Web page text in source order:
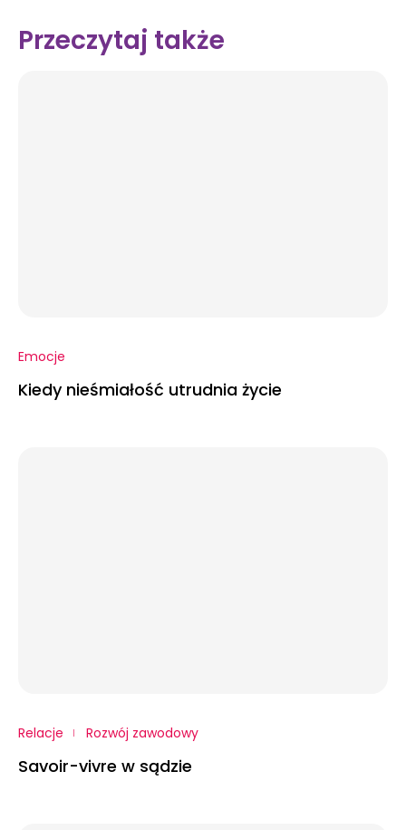
Przeczytaj także
Emocje
Kiedy nieśmiałość utrudnia życie
Relacje Rozwój zawodowy
Savoir-vivre w sądzie